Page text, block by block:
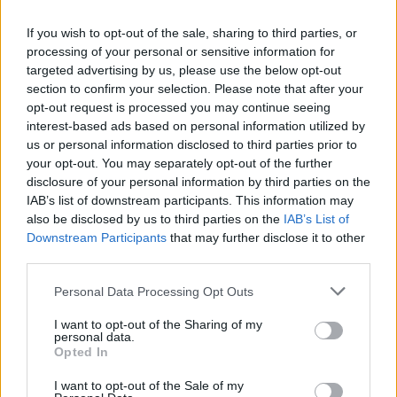
If you wish to opt-out of the sale, sharing to third parties, or
processing of your personal or sensitive information for
targeted advertising by us, please use the below opt-out
section to confirm your selection. Please note that after your
opt-out request is processed you may continue seeing
interest-based ads based on personal information utilized by
us or personal information disclosed to third parties prior to
your opt-out. You may separately opt-out of the further
disclosure of your personal information by third parties on the
IAB’s list of downstream participants. This information may
also be disclosed by us to third parties on the IAB’s List of
Downstream Participants that may further disclose it to other
Please note that this website/app uses one or more Google
not limited to your visit or usage behaviour. You may click to
grant or deny consent to Google and its third-party tags to
use your data for below specified purposes in below Google
consent section.
Personal Data Processing Opt Outs
I want to opt-out of the Sharing of my
personal data.
Opted In
I want to opt-out of the Sale of my
A férfit 52 napnyi börtönben töltött idő után
ítélték el vandalizmusért, de további
büntetés nélkül elengedték.
Tetteire az ítélet nem utalt „gyűlölet-
bűncselekményként”.
Bar On korábban a Mandinernek nyilatkozott
a hollandiai helyzet kapcsán, amikor azt
mondta, hogy
„ha nem akarsz bajt, akkor ne
viselj kipát. Sosem lehet tudni,